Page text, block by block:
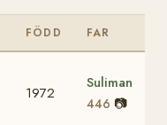
FÖDD FAR
1972
Suliman
446 📷